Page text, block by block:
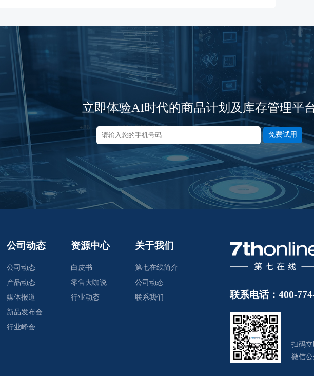
立即体验AI时代的商品计划及库存管理平
免费试用
公司动态
公司动态
产品动态
媒体报道
新品发布会
行业峰会
资源中心
白皮书
零售大咖说
行业动态
关于我们
第七在线简介
公司动态
联系我们
联系电话：400-
扫码
微信